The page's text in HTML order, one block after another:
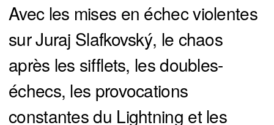
Avec les mises en échec violentes
sur Juraj Slafkovský, le chaos
après les sifflets, les doubles-
échecs, les provocations
constantes du Lightning et les